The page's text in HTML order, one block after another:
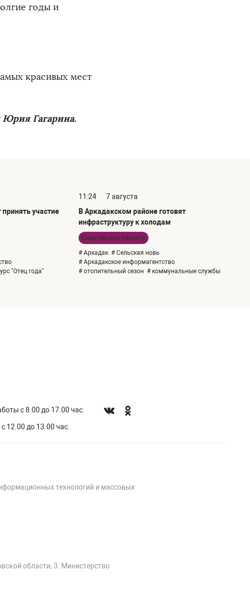
годы и
красивых мест
Гагарина.
участие
"Отец года"
11:24
7 августа
В Аркадакском районе готовят
инфраструктуру к холодам
Саратовская область
# Аркадак # Сельская новь
# Аркадакское информагентство
# отопительный сезон # коммунальные службы
с 8.00 до 17.00 час.
12.00 до 13.00 час.
технологий и массовых
области; 3. Министерство